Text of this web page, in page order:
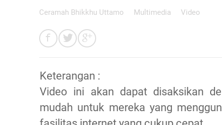
Ceramah Bhikkhu Uttamo Multimedia Video
Keterangan :
Video ini akan dapat disaksikan
mudah untuk mereka yang